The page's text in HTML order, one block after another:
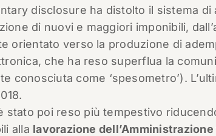
disclosure ha distolto il sistema
di nuovi e maggiori imponibili,
orientato verso la produzione di
che ha reso superflua la
conosciuta come ‘spesometro’).
stato poi reso più tempestivo
alla lavorazione